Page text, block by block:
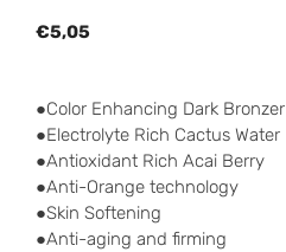
€5,05
●Color Enhancing Dark Bronzer
●Electrolyte Rich Cactus Water
●Antioxidant Rich Acai Berry
●Anti-Orange technology
●Skin Softening
●Anti-aging and firming